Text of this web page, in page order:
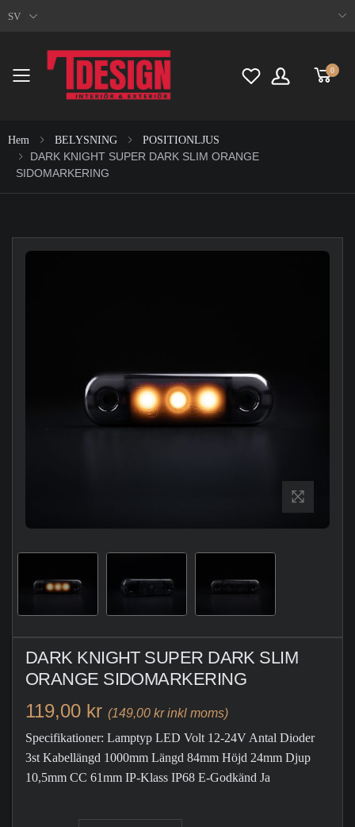
SV
Toggle mobile menu
0
Hem BELYSNING POSITIONLJUS
DARK KNIGHT SUPER DARK SLIM ORANGE
SIDOMARKERING
DARK KNIGHT SUPER DARK SLIM
ORANGE SIDOMARKERING
119,00 kr (149,00 kr inkl moms)
Specifikationer: Lamptyp LED Volt 12-24V Antal Dioder
3st Kabellängd 1000mm Längd 84mm Höjd 24mm Djup
10,5mm CC 61mm IP-Klass IP68 E-Godkänd Ja